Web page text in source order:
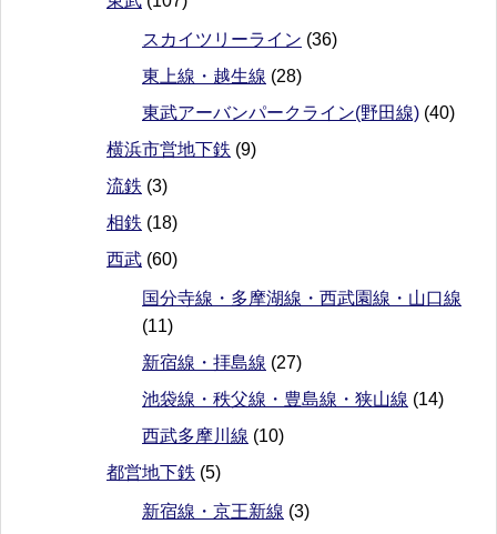
スカイツリーライン (36)
東上線・越生線 (28)
東武アーバンパークライン(野田線) (40)
横浜市営地下鉄 (9)
流鉄 (3)
相鉄 (18)
西武 (60)
国分寺線・多摩湖線・西武園線・山口線
(11)
新宿線・拝島線 (27)
池袋線・秩父線・豊島線・狭山線 (14)
西武多摩川線 (10)
都営地下鉄 (5)
新宿線・京王新線 (3)